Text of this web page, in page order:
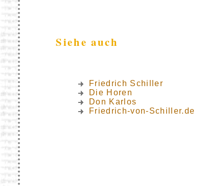
Siehe auch
Friedrich Schiller
Die Horen
Don Karlos
Friedrich-von-Schiller.de